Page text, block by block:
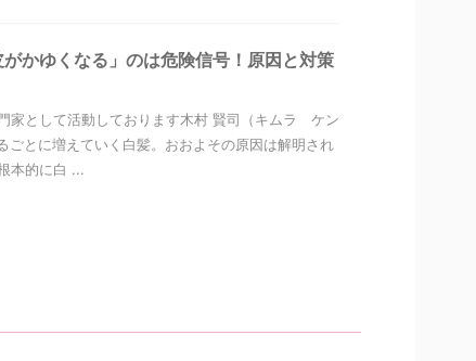
がかゆくなる」のは危険信号！原因と対策
家として活動しております木村 賢司（キムラ ケン
とに増えていく白髪。おおよその原因は解明され
本的に白 ...